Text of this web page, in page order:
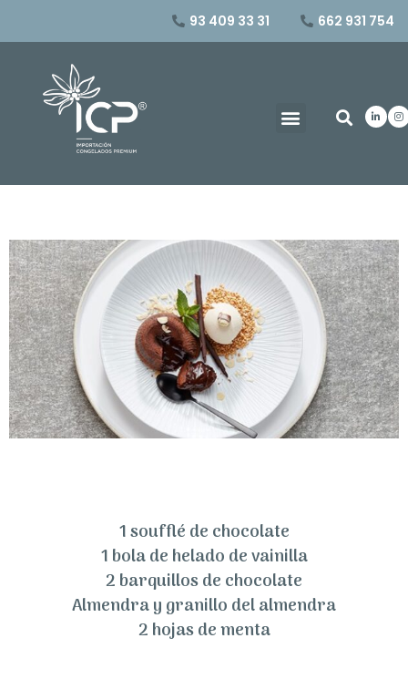
93 409 33 31 662 931 754
1 soufflé de chocolate
1 bola de helado de vainilla
2 barquillos de chocolate
Almendra y granillo del almendra
2 hojas de menta